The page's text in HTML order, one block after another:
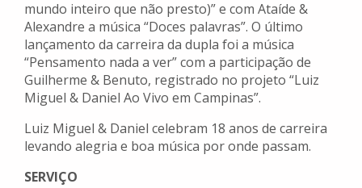
mundo inteiro que não presto)” e com Ataíde &
Alexandre a música “Doces palavras”. O último
lançamento da carreira da dupla foi a música
“Pensamento nada a ver” com a participação de
Guilherme & Benuto, registrado no projeto “Luiz
Miguel & Daniel Ao Vivo em Campinas”.
Luiz Miguel & Daniel celebram 18 anos de carreira
levando alegria e boa música por onde passam.
SERVIÇO